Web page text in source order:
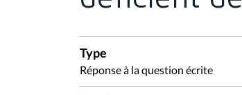
Type
Réponse à la question écrite